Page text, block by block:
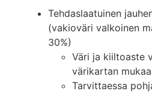
Tehdaslaatuinen
(vakioväri valkoinen
30%)
Väri ja kiiltoaste
värikartan
Tarvittaessa